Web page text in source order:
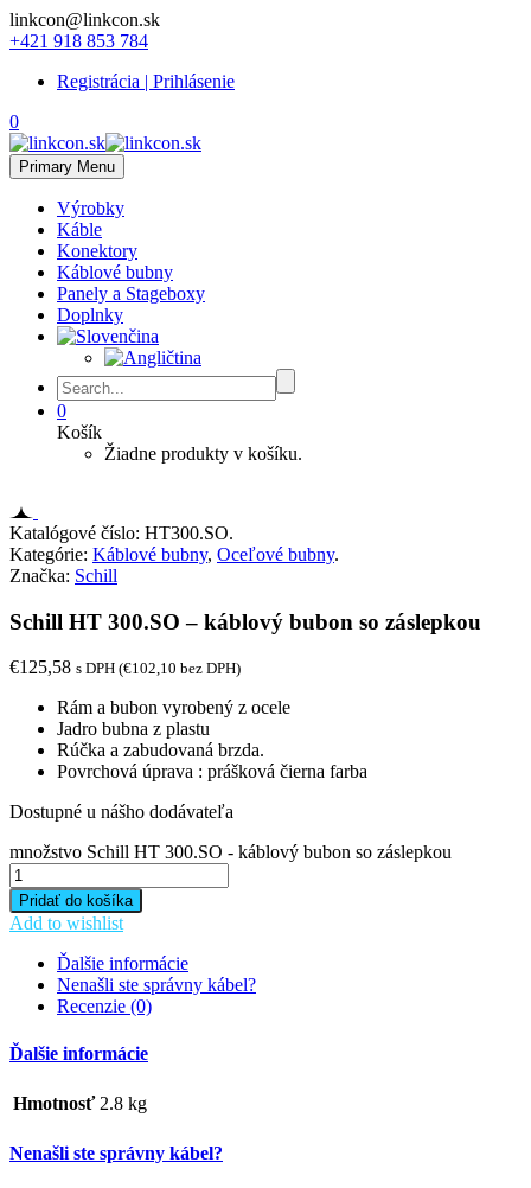
linkcon@linkcon.sk
+421 918 853 784
Registrácia | Prihlásenie
0
Primary Menu
Výrobky
Káble
Konektory
Káblové bubny
Panely a Stageboxy
Doplnky
0
Košík
Žiadne produkty v košíku.
Katalógové číslo: HT300.SO.
Kategórie: Káblové bubny, Oceľové bubny.
Značka: Schill
Schill HT 300.SO – káblový bubon so záslepkou
€125,58 s DPH (€102,10 bez DPH)
Rám a bubon vyrobený z ocele
Jadro bubna z plastu
Rúčka a zabudovaná brzda.
Povrchová úprava : prášková čierna farba
Dostupné u nášho dodávateľa
množstvo Schill HT 300.SO - káblový bubon so záslepkou
Pridať do košíka
Add to wishlist
Ďalšie informácie
Nenašli ste správny kábel?
Recenzie (0)
Ďalšie informácie
Hmotnosť 2.8 kg
Nenašli ste správny kábel?